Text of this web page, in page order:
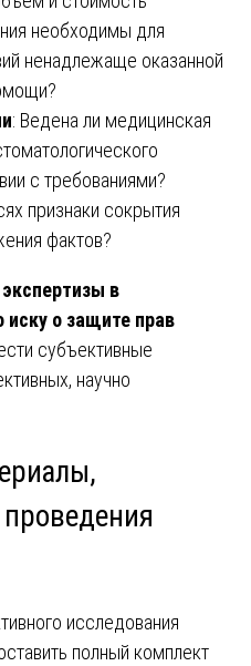
необходимы для
ненадлежаще оказанной
: Ведена ли медицинская
с требованиями?
признаки сокрытия
фактов?
в
иску о защите прав
субъективные
научно
исследования
полный комплект